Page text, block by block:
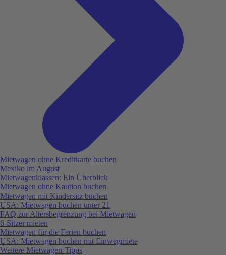
Mietwagen ohne Kreditkarte buchen
Mexiko im August
Mietwagenklassen: Ein Überblick
Mietwagen ohne Kaution buchen
Mietwagen mit Kindersitz buchen
USA: Mietwagen buchen unter 21
FAQ zur Altersbegrenzung bei Mietwagen
6-Sitzer mieten
Mietwagen für die Ferien buchen
USA: Mietwagen buchen mit Einwegmiete
Weitere Mietwagen-Tipps